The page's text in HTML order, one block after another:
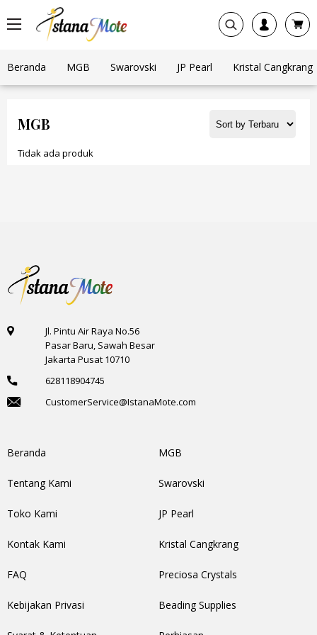
Beranda MGB Swarovski JP Pearl Kristal Cangkrang
MGB
Tidak ada produk
Jl. Pintu Air Raya No.56
Pasar Baru, Sawah Besar
Jakarta Pusat 10710
628118904745
CustomerService@IstanaMote.com
Beranda
Tentang Kami
Toko Kami
Kontak Kami
FAQ
Kebijakan Privasi
MGB
Swarovski
JP Pearl
Kristal Cangkrang
Preciosa Crystals
Beading Supplies